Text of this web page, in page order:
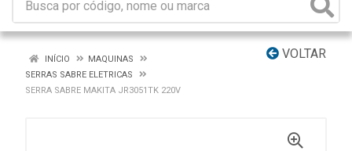
VOLTAR
INÍCIO
MAQUINAS
SERRAS SABRE ELETRICAS
SERRA SABRE MAKITA JR3051TK 220V